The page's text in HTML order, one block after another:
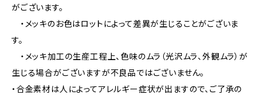
がございます。
・メッキのお色はロットによって差異が生じることがございま
す。
・メッキ加工の生産工程上、色味のムラ（光沢ムラ、外観ムラ）が
生じる場合がございますが不良品ではございません。
・合金素材は人によってアレルギー症状が出ますので、ご了承の